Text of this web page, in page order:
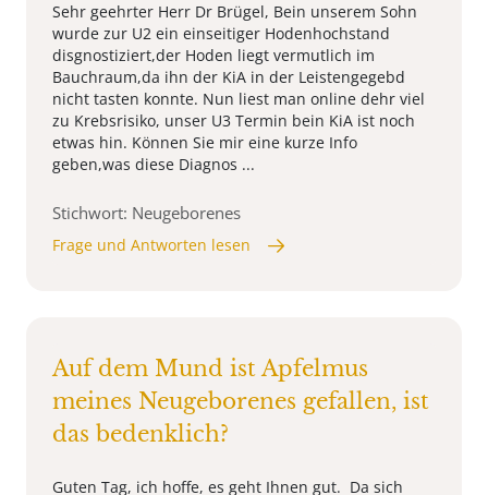
Sehr geehrter Herr Dr Brügel, Bein unserem Sohn
wurde zur U2 ein einseitiger Hodenhochstand
disgnostiziert,der Hoden liegt vermutlich im
Bauchraum,da ihn der KiA in der Leistengegebd
nicht tasten konnte. Nun liest man online dehr viel
zu Krebsrisiko, unser U3 Termin bein KiA ist noch
etwas hin. Können Sie mir eine kurze Info
geben,was diese Diagnos ...
Stichwort: Neugeborenes
Frage und Antworten lesen
Auf dem Mund ist Apfelmus
meines Neugeborenes gefallen, ist
das bedenklich?
Guten Tag, ich hoffe, es geht Ihnen gut. Da sich